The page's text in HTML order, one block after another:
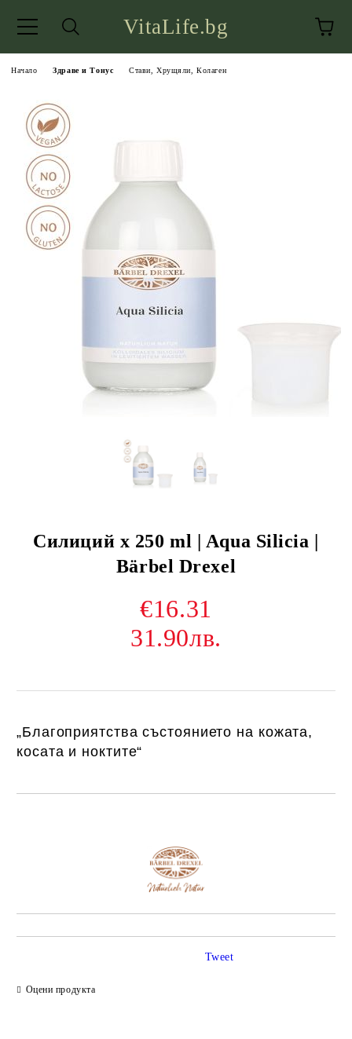
VitaLife.bg
Начало Здраве и Тонус Стави, Хрущяли, Колаген
Силиций х 250 ml | Aqua Silicia |
Bärbel Drexel
€16.31
31.90лв.
„Благоприятства състоянието на кожата,
косата и ноктите“
Оцени продукта
Tweet